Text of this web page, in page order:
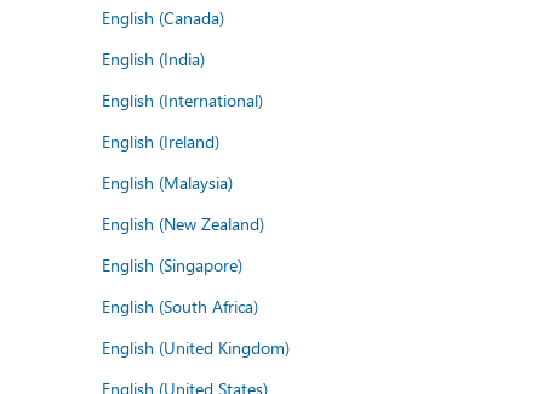
English (Canada)
English (India)
English (International)
English (Ireland)
English (Malaysia)
English (New Zealand)
English (Singapore)
English (South Africa)
English (United Kingdom)
English (United States)